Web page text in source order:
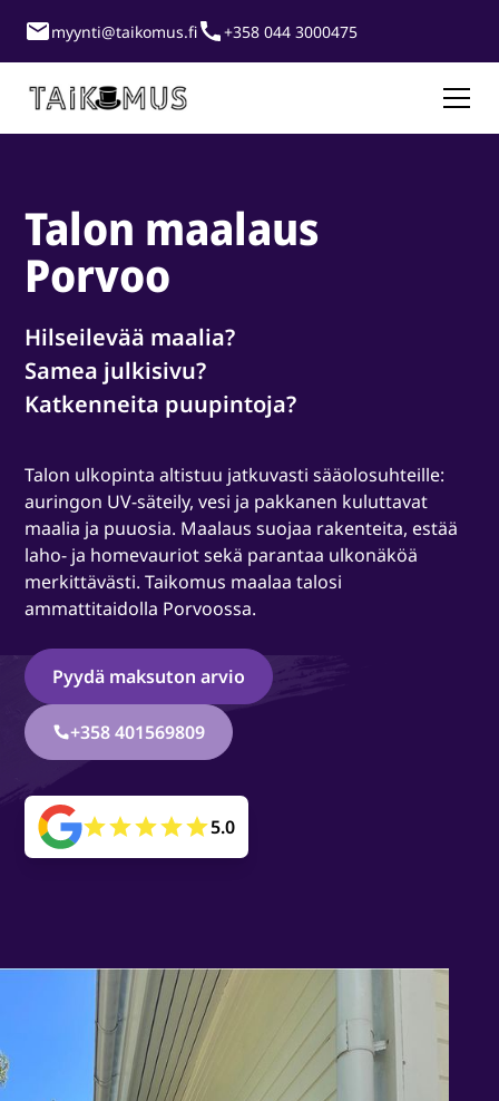
myynti@taikomus.fi +358 044 3000475
Talon maalaus
Porvoo
Hilseilevää maalia?
Samea julkisivu?
Katkenneita puupintoja?
Talon ulkopinta altistuu jatkuvasti sääolosuhteille:
auringon UV-säteily, vesi ja pakkanen kuluttavat
maalia ja puuosia. Maalaus suojaa rakenteita, estää
laho- ja homevauriot sekä parantaa ulkonäköä
merkittävästi. Taikomus maalaa talosi
ammattitaidolla Porvoossa.
Pyydä maksuton arvio
+358 401569809
5.0